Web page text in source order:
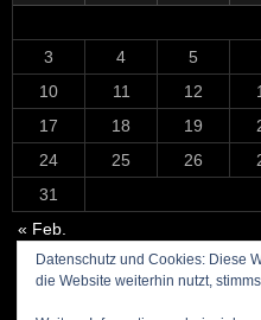
3
4 5
10
11 12
17
18 19
24
25 26
31
« Feb.
Datenschutz und Cookies: Diese
die Website weiterhin nutzt,